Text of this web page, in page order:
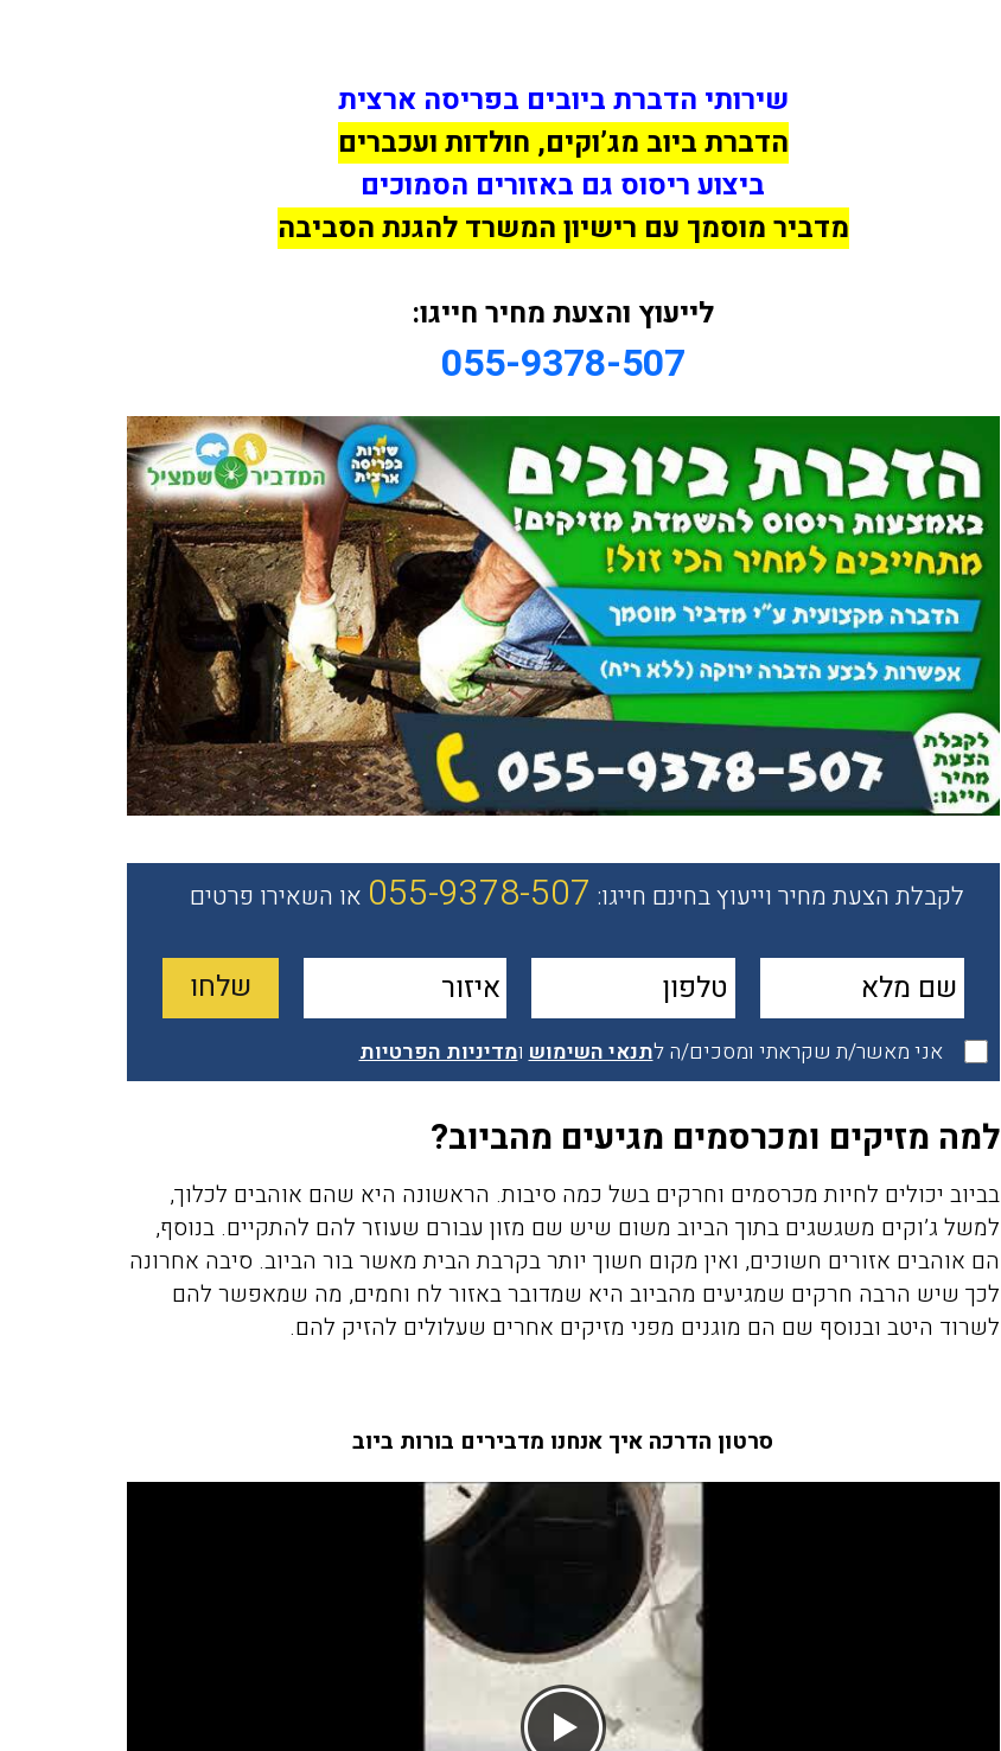
שירותי הדברת ביובים בפריסה ארצית
הדברת ביוב מג’וקים, חולדות ועכברים
ביצוע ריסוס גם באזורים הסמוכים
מדביר מוסמך עם רישיון המשרד להגנת הסביבה
לייעוץ והצעת מחיר חייגו:
055-9378-507
לקבלת הצעת מחיר וייעוץ בחינם חייגו: 055-9378-507 או השאירו פרטים
אני מאשר/ת שקראתי ומסכים/ה לתנאי השימושומדיניות הפרטיות
למה מזיקים ומכרסמים מגיעים מהביוב?
בביוב יכולים לחיות מכרסמים וחרקים בשל כמה סיבות. הראשונה היא שהם אוהבים לכלוך,
למשל ג’וקים משגשגים בתוך הביוב משום שיש שם מזון עבורם שעוזר להם להתקיים. בנוסף,
הם אוהבים אזורים חשוכים, ואין מקום חשוך יותר בקרבת הבית מאשר בור הביוב. סיבה אחרונה
לכך שיש הרבה חרקים שמגיעים מהביוב היא שמדובר באזור לח וחמים, מה שמאפשר להם
לשרוד היטב ובנוסף שם הם מוגנים מפני מזיקים אחרים שעלולים להזיק להם.
סרטון הדרכה איך אנחנו מדבירים בורות ביוב